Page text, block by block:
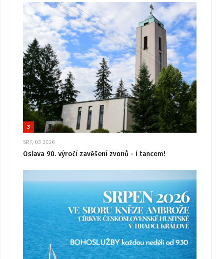
3
SRP, 03 2026
Oslava 90. výročí zavěšení zvonů - i tancem!